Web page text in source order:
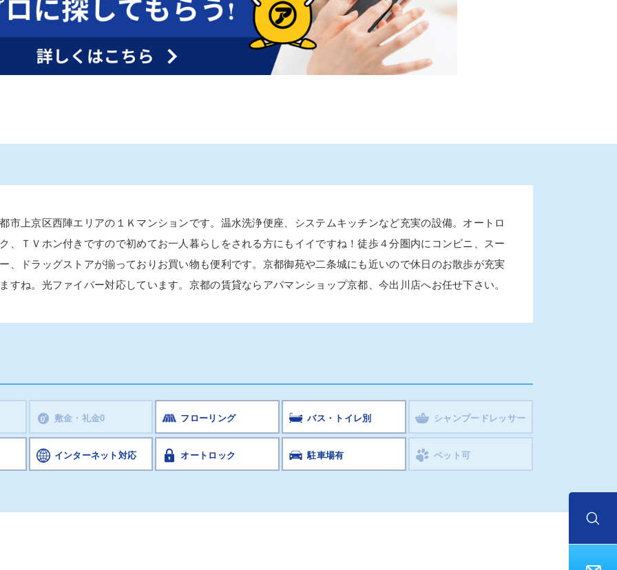
市上京区西陣エリアの１Ｋマンションです。温水洗浄便座、システムキッチンなど充実の設備。オートロ
、ＴＶホン付きですので初めてお一人暮らしをされる方にもイイですね！徒歩４分圏内にコンビニ、スー
、ドラッグストアが揃っておりお買い物も便利です。京都御苑や二条城にも近いので休日のお散歩が充実
すね。光ファイバー対応しています。京都の賃貸ならアパマンショップ京都、今出川店へお任せ下さい。
敷金・礼金0 フローリング バス・トイレ別 シャンプードレッサー
インターネット対応 オートロック 駐車場有 ペット可